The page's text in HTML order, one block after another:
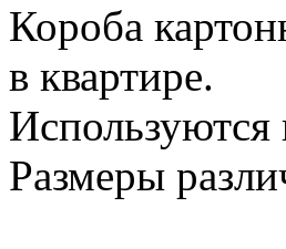
Короба
в квартире.
Используются
Размеры